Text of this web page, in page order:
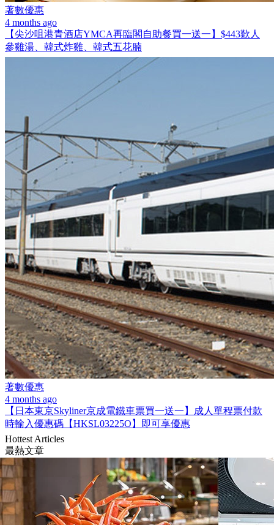
著數優惠
4 months ago
【尖沙咀港青酒店YMCA再臨閣自助餐買一送一】$443歎人
參雞湯、韓式炸雞、韓式五花腩
著數優惠
4 months ago
【日本東京Skyliner京成電鐵車票買一送一】成人單程票付款
時輸入優惠碼【HKSL03225O】即可享優惠
Hottest Articles
最熱文章